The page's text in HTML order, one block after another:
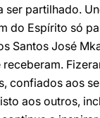
partilhado.
do Espírito só
Santos José
confiados aos
aos outros,